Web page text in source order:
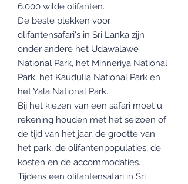
6.000 wilde olifanten.
De beste plekken voor
olifantensafari's in Sri Lanka zijn
onder andere het Udawalawe
National Park, het Minneriya National
Park, het Kaudulla National Park en
het Yala National Park.
Bij het kiezen van een safari moet u
rekening houden met het seizoen of
de tijd van het jaar, de grootte van
het park, de olifantenpopulaties, de
kosten en de accommodaties.
Tijdens een olifantensafari in Sri